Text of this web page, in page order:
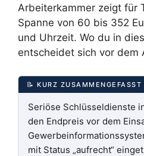
Arbeiterkammer zeigt für
Spanne von 60 bis 352
und Uhrzeit. Wo du in
entscheidet sich vor dem
📝 KURZ ZUSAMMENGEFASST
Seriöse Schlüsseldienste
den Endpreis vor dem
mit Status „aufrecht“